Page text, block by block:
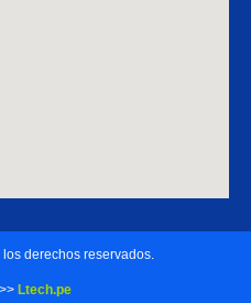
derechos reservados.
Ltech.pe